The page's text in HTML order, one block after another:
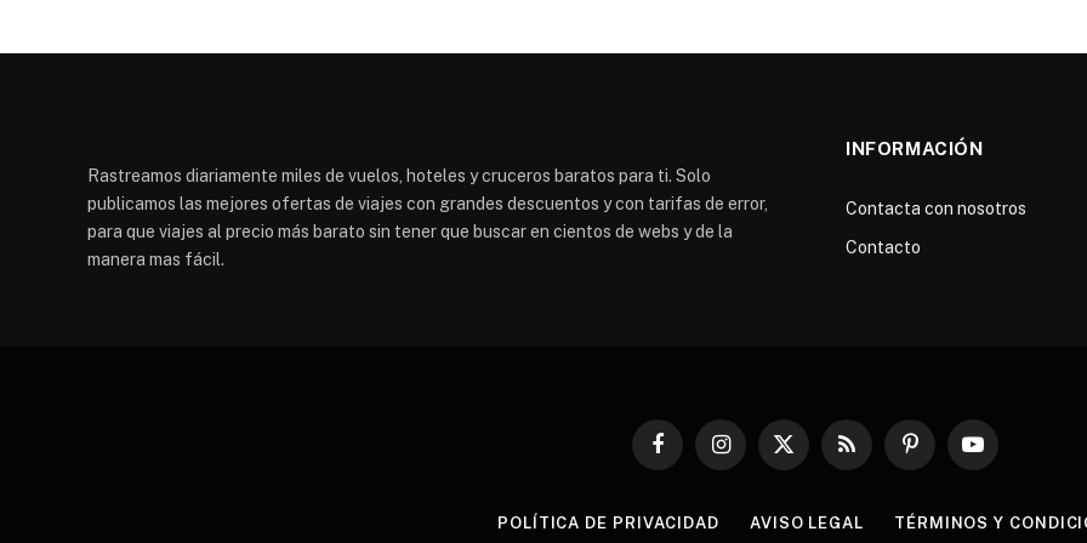
Rastreamos diariamente miles de vuelos, hoteles y cruceros baratos para ti. Solo
publicamos las mejores ofertas de viajes con grandes descuentos y con tarifas de error,
para que viajes al precio más barato sin tener que buscar en cientos de webs y de la
manera mas fácil.
INFORMACIÓN
Contacta con nosotros
Contacto
FacebookInstagram
X
RSS PinterestYouTube
POLÍTICA DE PRIVACIDAD AVISO LEGAL TÉRMINOS Y